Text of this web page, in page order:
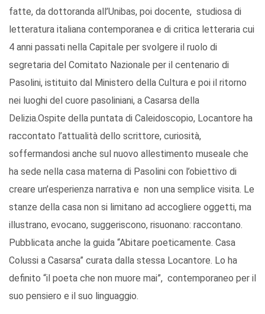
fatte, da dottoranda all’Unibas, poi docente, studiosa di
letteratura italiana contemporanea e di critica letteraria cui
4 anni passati nella Capitale per svolgere il ruolo di
segretaria del Comitato Nazionale per il centenario di
Pasolini, istituito dal Ministero della Cultura e poi il ritorno
nei luoghi del cuore pasoliniani, a Casarsa della
Delizia.Ospite della puntata di Caleidoscopio, Locantore ha
raccontato l’attualità dello scrittore, curiosità,
soffermandosi anche sul nuovo allestimento museale che
ha sede nella casa materna di Pasolini con l’obiettivo di
creare un’esperienza narrativa e non una semplice visita. Le
stanze della casa non si limitano ad accogliere oggetti, ma
illustrano, evocano, suggeriscono, risuonano: raccontano.
Pubblicata anche la guida “Abitare poeticamente. Casa
Colussi a Casarsa” curata dalla stessa Locantore. Lo ha
definito “il poeta che non muore mai”, contemporaneo per il
suo pensiero e il suo linguaggio.